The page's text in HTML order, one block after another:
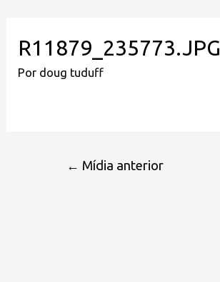
R11879_235773.JPG
Por doug tuduff
← Mídia anterior